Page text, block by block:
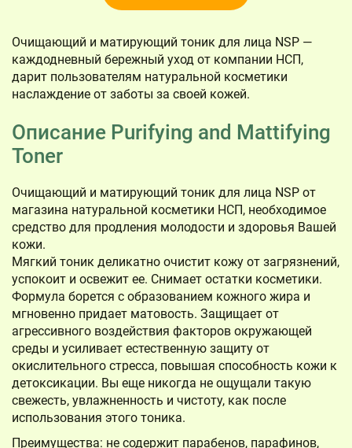
Очищающий и матирующий тоник для лица NSP —
каждодневный бережный уход от компании НСП,
дарит пользователям натуральной косметики
наслаждение от заботы за своей кожей.
Описание Purifying and Mattifying
Toner
Очищающий и матирующий тоник для лица NSP от
магазина натуральной косметики НСП, необходимое
средство для продления молодости и здоровья Вашей
кожи.
Мягкий тоник деликатно очистит кожу от загрязнений,
успокоит и освежит ее. Снимает остатки косметики.
Формула борется с образованием кожного жира и
мгновенно придает матовость. Защищает от
агрессивного воздействия факторов окружающей
среды и усиливает естественную защиту от
окислительного стресса, повышая способность кожи к
детоксикации. Вы еще никогда не ощущали такую
свежесть, увлажненность и чистоту, как после
использования этого тоника.
Преимущества: не содержит парабенов, парафинов,